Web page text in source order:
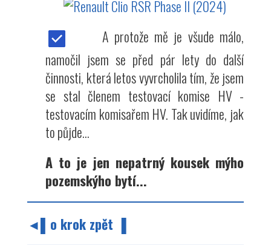
A protože mě je všude málo,
namočil jsem se před pár lety do další
činnosti, která letos vyvrcholila tím, že jsem
se stal členem testovací komise HV -
testovacím komisařem HV. Tak uvidíme, jak
to půjde...
A to je jen nepatrný kousek mýho
pozemskýho bytí...
◄▌o krok zpět ▐